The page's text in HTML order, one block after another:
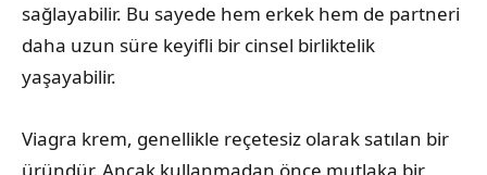
sağlayabilir. Bu sayede hem erkek hem de partneri
daha uzun süre keyifli bir cinsel birliktelik
yaşayabilir.
Viagra krem, genellikle reçetesiz olarak satılan bir